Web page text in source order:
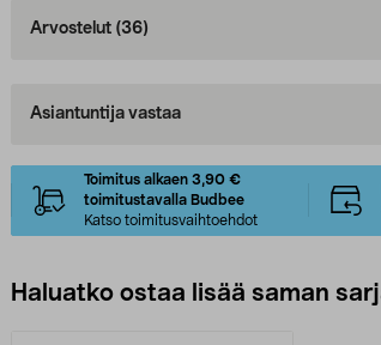
Arvostelut (36)
Asiantuntija vastaa
Toimitus alkaen 3,90 €
toimitustavalla Budbee
Katso toimitusvaihtoehdot
Haluatko ostaa lisää saman